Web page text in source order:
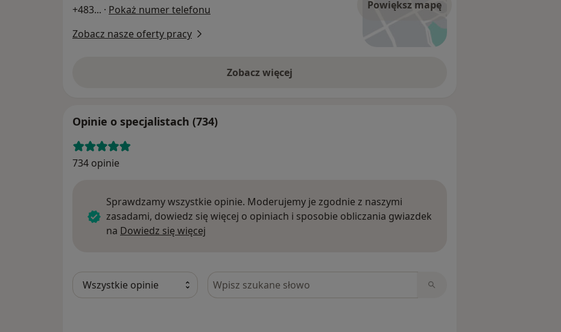
Powiększ mapę
+483... · Pokaż numer telefonu
Zobacz nasze oferty pracy
Zobacz więcej
Opinie o specjalistach (734)
734 opinie
Sprawdzamy wszystkie opinie. Moderujemy je zgodnie z naszymi
zasadami, dowiedz się więcej o opiniach i sposobie obliczania gwiazdek
na Dowiedz się więcej
Szukaj w opiniach